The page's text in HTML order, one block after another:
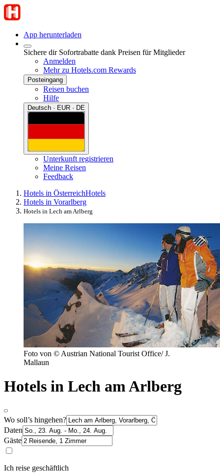
App herunterladen
Sichere dir Sofortrabatte dank Preisen für Mitglieder
Anmelden
Mehr zu Hotels.com Rewards
Posteingang
Reisen buchen
Hilfe
Deutsch · EUR · DE
Unterkunft registrieren
Meine Reisen
Feedback
Hotels in ÖsterreichHotels
Hotels in Vorarlberg
Hotels in Lech am Arlberg
Foto von © Austrian National Tourist Office/ J.
Mallaun
Hotels in Lech am Arlberg
Wo soll’s hingehen?
Daten
Gäste
Ich reise geschäftlich